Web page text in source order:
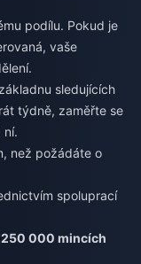
podílu. Pokud je
vaše
sledujících
týdně, zaměřte se
ní.
než požádáte o
spoluprací
000 mincích